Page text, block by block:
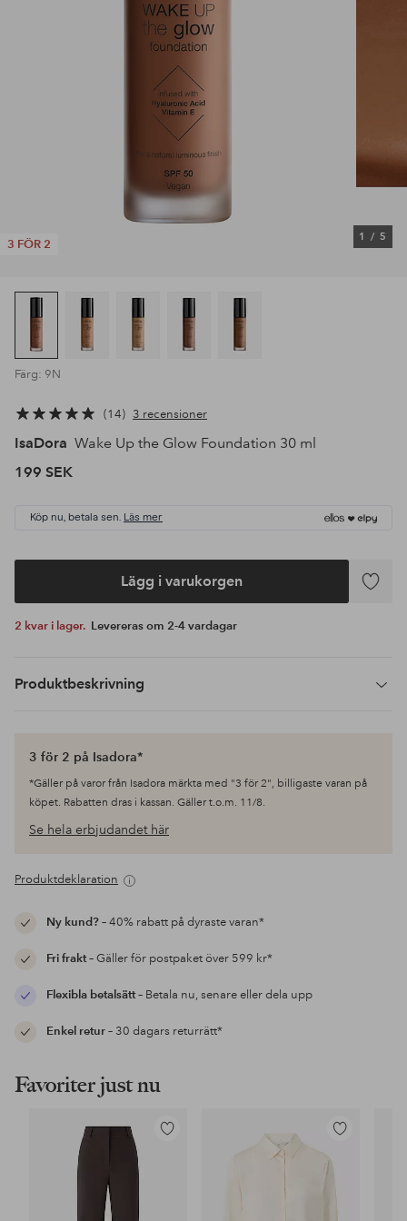
3 FÖR 2
1 / 5
Färg: 9N
14 3 recensioner
IsaDora Wake Up the Glow Foundation 30 ml
199 SEK
Köp nu, betala sen. Läs mer
Lägg i varukorgen
Lägg
2 kvar i lager. Levereras om 2-4 vardagar
Produktbeskrivning
3 för 2 på Isadora*
*Gäller på varor från Isadora märkta med "3 för 2", billigaste varan på
köpet. Rabatten dras i kassan. Gäller t.o.m. 11/8.
Se hela erbjudandet här
Produktdeklaration
Ny kund?– 40% rabatt på dyraste varan*
Fri frakt– Gäller för postpaket över 599 kr*
Flexibla betalsätt– Betala nu, senare eller dela upp
Enkel retur– 30 dagars returrätt*
Favoriter just nu
Lägg
Lägg
i